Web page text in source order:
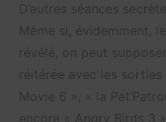
D’autres séances
Même si, évidemment,
révélé, on peut
réitérée avec les
Movie 6 », « la
encore « Angry Birds 3 ».